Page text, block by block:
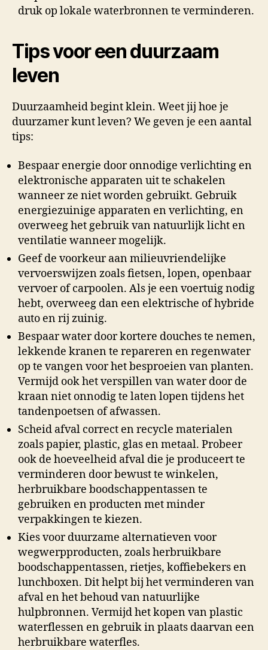
druk op lokale waterbronnen te verminderen.
Tips voor een duurzaam
leven
Duurzaamheid begint klein. Weet jij hoe je
duurzamer kunt leven? We geven je een aantal
tips:
Bespaar energie door onnodige verlichting en
elektronische apparaten uit te schakelen
wanneer ze niet worden gebruikt. Gebruik
energiezuinige apparaten en verlichting, en
overweeg het gebruik van natuurlijk licht en
ventilatie wanneer mogelijk.
Geef de voorkeur aan milieuvriendelijke
vervoerswijzen zoals fietsen, lopen, openbaar
vervoer of carpoolen. Als je een voertuig nodig
hebt, overweeg dan een elektrische of hybride
auto en rij zuinig.
Bespaar water door kortere douches te nemen,
lekkende kranen te repareren en regenwater
op te vangen voor het besproeien van planten.
Vermijd ook het verspillen van water door de
kraan niet onnodig te laten lopen tijdens het
tandenpoetsen of afwassen.
Scheid afval correct en recycle materialen
zoals papier, plastic, glas en metaal. Probeer
ook de hoeveelheid afval die je produceert te
verminderen door bewust te winkelen,
herbruikbare boodschappentassen te
gebruiken en producten met minder
verpakkingen te kiezen.
Kies voor duurzame alternatieven voor
wegwerpproducten, zoals herbruikbare
boodschappentassen, rietjes, koffiebekers en
lunchboxen. Dit helpt bij het verminderen van
afval en het behoud van natuurlijke
hulpbronnen. Vermijd het kopen van plastic
waterflessen en gebruik in plaats daarvan een
herbruikbare waterfles.